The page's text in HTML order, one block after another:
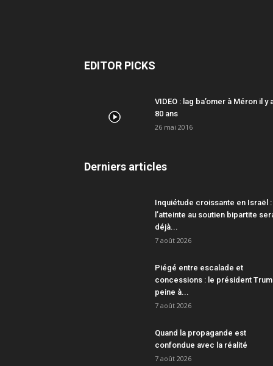
EDITOR PICKS
VIDEO : lag ba’omer à Méron il y
80 ans
26 mai 2016
Derniers articles
Inquiétude croissante en Israël :
l’atteinte au soutien bipartite
déjà...
7 août 2026
Piégé entre escalade et
concessions : le président
peine à...
7 août 2026
Quand la propagande est
confondue avec la réalité
7 août 2026